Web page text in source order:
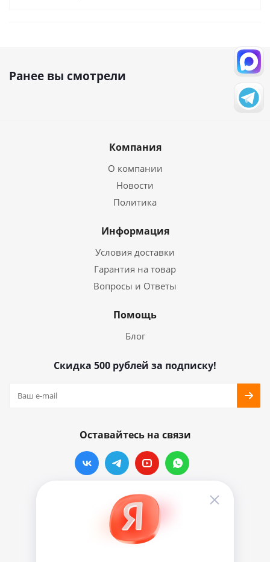
Ранее вы смотрели
Компания
О компании
Новости
Политика
Информация
Условия доставки
Гарантия на товар
Вопросы и Ответы
Помощь
Блог
Скидка 500 рублей за подписку!
Оставайтесь на связи
Наши контакты
info@vinylmarkt.ru